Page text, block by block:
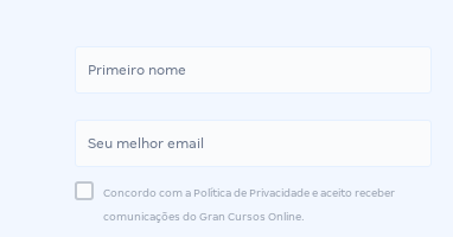
Concordo com a Política de Privacidade e aceito receber
comunicações do Gran Cursos Online.